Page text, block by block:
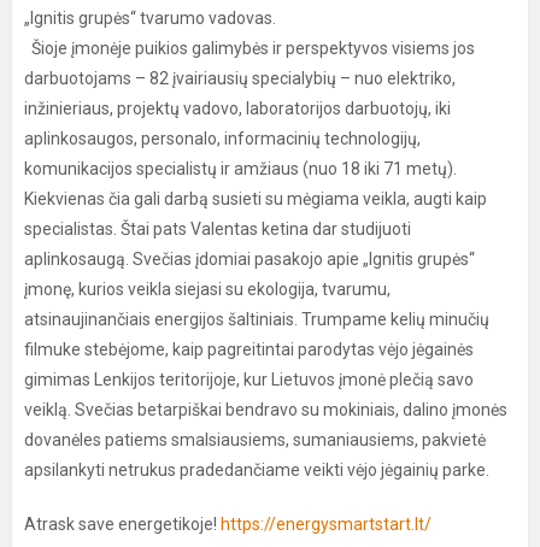
„Ignitis grupės“ tvarumo vadovas.
Šioje įmonėje puikios galimybės ir perspektyvos visiems jos
darbuotojams – 82 įvairiausių specialybių – nuo elektriko,
inžinieriaus, projektų vadovo, laboratorijos darbuotojų, iki
aplinkosaugos, personalo, informacinių technologijų,
komunikacijos specialistų ir amžiaus (nuo 18 iki 71 metų).
Kiekvienas čia gali darbą susieti su mėgiama veikla, augti kaip
specialistas. Štai pats Valentas ketina dar studijuoti
aplinkosaugą. Svečias įdomiai pasakojo apie „Ignitis grupės“
įmonę, kurios veikla siejasi su ekologija, tvarumu,
atsinaujinančiais energijos šaltiniais. Trumpame kelių minučių
filmuke stebėjome, kaip pagreitintai parodytas vėjo jėgainės
gimimas Lenkijos teritorijoje, kur Lietuvos įmonė plečią savo
veiklą. Svečias betarpiškai bendravo su mokiniais, dalino įmonės
dovanėles patiems smalsiausiems, sumaniausiems, pakvietė
apsilankyti netrukus pradedančiame veikti vėjo jėgainių parke.
Atrask save energetikoje! https://energysmartstart.lt/